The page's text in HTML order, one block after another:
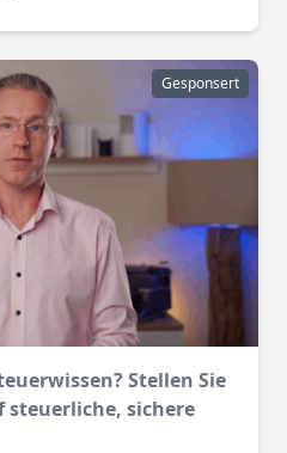
Gesponsert
Stellen Sie
sichere